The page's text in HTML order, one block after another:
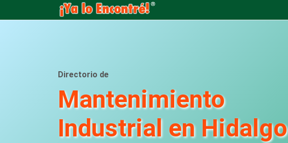
Directorio de
Mantenimiento
Industrial en Hidalgo